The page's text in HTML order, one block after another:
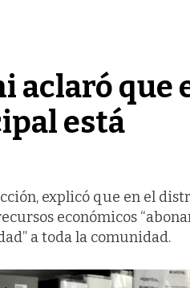
que
está
explicó que en el
económicos
a toda la comunidad.